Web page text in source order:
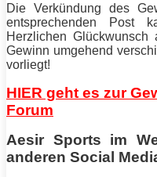
Die Verkündung des
entsprechenden Post
Herzlichen
Gewinn umgehend
vorliegt!
HIER geht es zur
Forum
Aesir Sports im
anderen Social